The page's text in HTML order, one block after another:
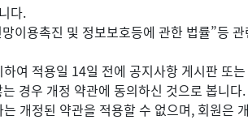
다.
이용촉진 및 정보보호등에 관한 법률”등
여 적용일 14일 전에 공지사항 게시판 또
경우 개정 약관에 동의하신 것으로 봅니다.
개정된 약관을 적용할 수 없으며, 회원은